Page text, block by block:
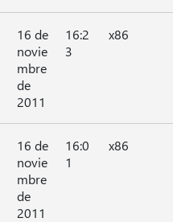
16 de
novie
mbre
de
2011
16:2
3
x86
16 de
novie
mbre
de
2011
16:0
1
x86